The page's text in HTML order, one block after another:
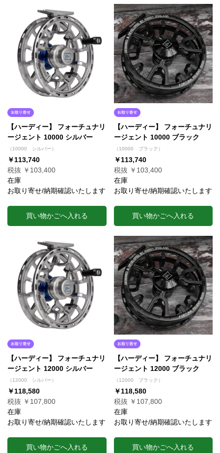
【ハーディー】 フォーチュナリ
ージェント 10000 シルバー
（10000 シルバー）
￥113,740
税抜 ￥103,400
在庫
お取り寄せ/納期確認いたします
買い物かごへ入れる
【ハーディー】 フォーチュナリ
ージェント 10000 ブラック
（10000 ブラック）
￥113,740
税抜 ￥103,400
在庫
お取り寄せ/納期確認いたします
買い物かごへ入れる
【ハーディー】 フォーチュナリ
ージェント 12000 シルバー
（12000 シルバー）
￥118,580
税抜 ￥107,800
在庫
お取り寄せ/納期確認いたします
買い物かごへ入れる
【ハーディー】 フォーチュナリ
ージェント 12000 ブラック
（12000 ブラック）
￥118,580
税抜 ￥107,800
在庫
お取り寄せ/納期確認いたします
買い物かごへ入れる